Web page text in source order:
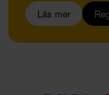
Läs mer